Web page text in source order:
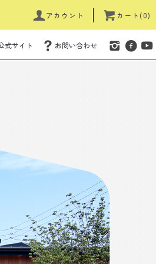
アカウント カート(0)
式サイト お問い合わせ